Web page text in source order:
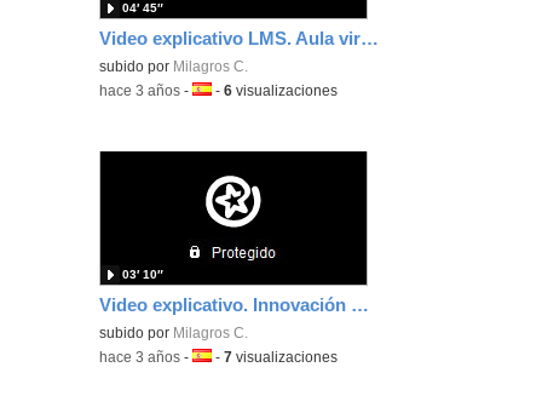
Video explicativo LMS. Aula virtual
subido por Milagros C.
04′ 45″
-hace 3 años -Idioma:
-6 visualizaciones
Video explicativo. Innovación metodológica
subido por Milagros C.
03′ 10″
-hace 3 años -Idioma:
-7 visualizaciones